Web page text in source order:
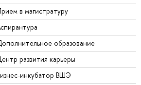
в магистратуру
образование
развития карьеры
инкубатор ВШЭ